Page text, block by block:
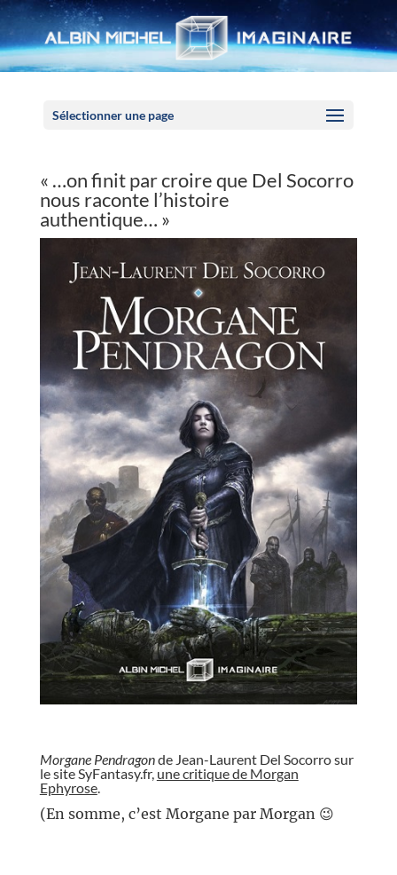
Sélectionner une page
« …on finit par croire que Del Socorro
nous raconte l’histoire
authentique… »
Morgane Pendragonde Jean-Laurent Del Socorro sur
le site SyFantasy.fr, une critique de Morgan
Ephyrose.
(En somme, c’est Morgane par Morgan 😉
Panneau de gestion des cookies